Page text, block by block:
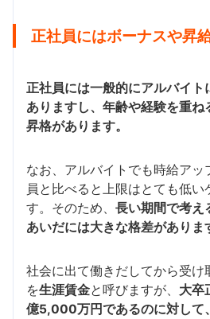
正社員にはボーナスや昇
正社員には一般的にアルバイト
ありますし、年齢や経験を重ね
昇格があります。
なお、アルバイトでも時給アッ
員と比べると上限はとても低
す。そのため、 長い期間で考え
あいだには大きな格差がありま
社会に出て働きだしてから受け
を生涯賃金と呼びますが、 大卒
億5,000万円であるのに対して